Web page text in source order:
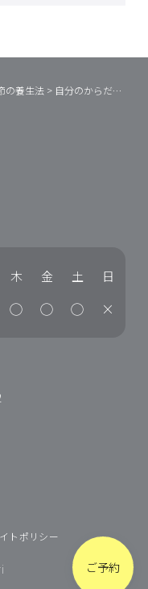
ご予約
の養生法 > 自分のからだとの上手な付き合い方①
木 金 土 日
◯ ◯ ◯ ×
トポリシー